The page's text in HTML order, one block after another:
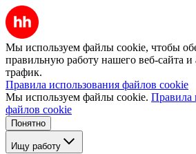
Мы используем файлы cookie, чтобы
правильную работу нашего веб-сайта и
трафик.
Правила использования файлов cookie
Мы используем файлы cookie. Правила
файлов cookie
Понятно
Ищу работу